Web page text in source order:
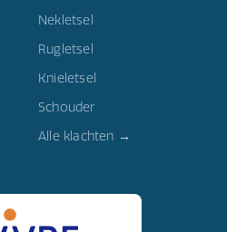
Nekletsel
Rugletsel
Knieletsel
Schouder
Alle klachten →